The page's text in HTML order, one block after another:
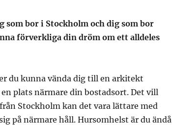
som bor i Stockholm och dig som bor
förverkliga din dröm om ett alldeles
du kunna vända dig till en arkitekt
plats närmare din bostadsort. Det vill
Stockholm kan det vara lättare med
på närmare håll. Hursomhelst är du ändå